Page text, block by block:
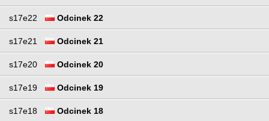
s17e22 Odcinek 22
s17e21 Odcinek 21
s17e20 Odcinek 20
s17e19 Odcinek 19
s17e18 Odcinek 18